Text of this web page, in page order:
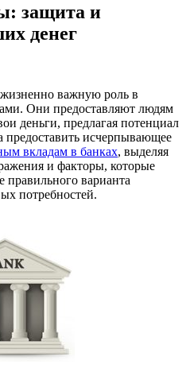
защита и
денег
важную роль в
Они предоставляют людям
деньги, предлагая потенциал
предоставить исчерпывающее
вкладам в банках, выделяя
и факторы, которые
правильного варианта
потребностей.